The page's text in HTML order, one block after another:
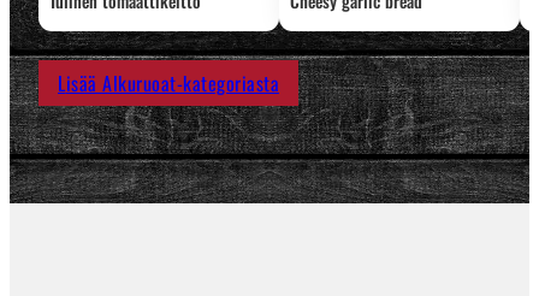
Lisää Alkuruoat-kategoriasta